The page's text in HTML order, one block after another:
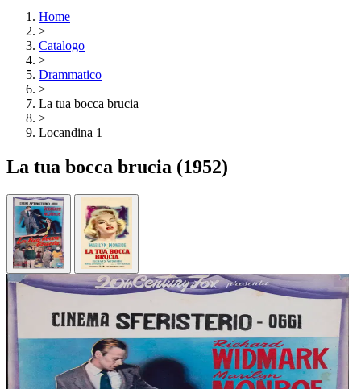
Home
>
Catalogo
>
Drammatico
>
La tua bocca brucia
>
Locandina 1
La tua bocca brucia (1952)